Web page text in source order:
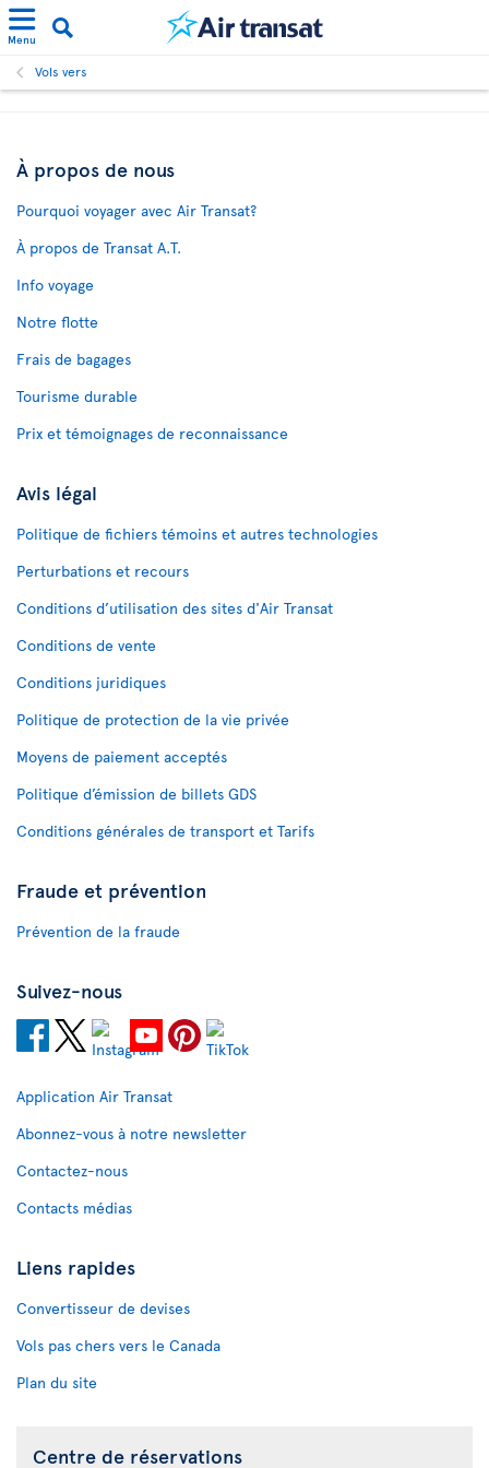
Menu
Vols vers
À propos de nous
Pourquoi voyager avec Air Transat?
À propos de Transat A.T.
Info voyage
Notre flotte
Frais de bagages
Tourisme durable
Prix et témoignages de reconnaissance
Avis légal
Politique de fichiers témoins et autres technologies
Perturbations et recours
Conditions d’utilisation des sites d'Air Transat
Conditions de vente
Conditions juridiques
Politique de protection de la vie privée
Moyens de paiement acceptés
Politique d’émission de billets GDS
Conditions générales de transport et Tarifs
Fraude et prévention
Prévention de la fraude
Suivez-nous
Application Air Transat
Abonnez-vous à notre newsletter
Contactez-nous
Contacts médias
Liens rapides
Convertisseur de devises
Vols pas chers vers le Canada
Plan du site
Centre de réservations